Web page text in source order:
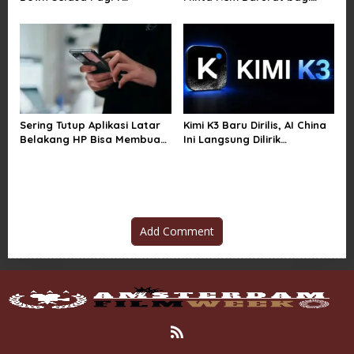
Gambar dan Video di
Sejumlah Wilayah
Sering Tutup Aplikasi Latar
Belakang HP Bisa Membuat
Kimi K3 Baru Dirilis, AI China
Ini Langsung Dilirik
Add Comment